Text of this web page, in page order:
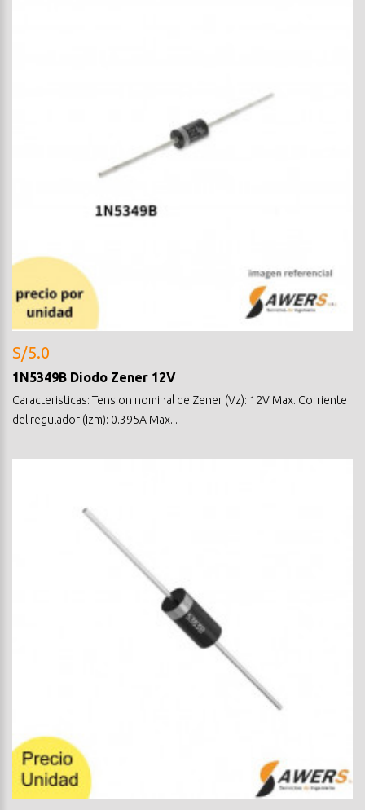
S/5.0
1N5349B Diodo Zener 12V
Caracteristicas: Tension nominal de Zener (Vz): 12V Max. Corriente
del regulador (Izm): 0.395A Max...